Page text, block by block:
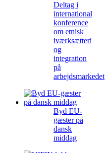
Deltag i
international
konference
om etnisk
iværksætteri
og
integration
på
arbejdsmarkedet
Byd EU-
gæster på
dansk
middag